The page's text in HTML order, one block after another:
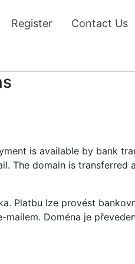
Register Contact Us
is available by bank
The domain is transferred
Platbu lze provést
Doména je